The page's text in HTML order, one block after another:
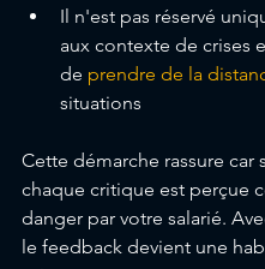
Il n'est pas réservé
aux contexte de crises
de prendre de la
situations
Cette démarche rassure car
chaque critique est perçue
danger par votre salarié.
le feedback devient une